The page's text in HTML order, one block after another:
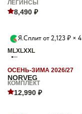
ЛЕГИНСЫ
8,490 ₽
Я.Сплит от 2,123 ₽ × 4
MLXLXXL
NORVEG
ОСЕНЬ-ЗИМА 2026/27
КОМПЛЕКТ
12,990 ₽